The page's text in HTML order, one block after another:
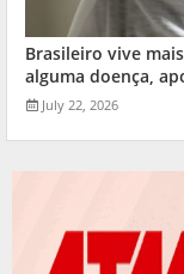
Brasileiro vive
alguma doença,
July 22, 2026